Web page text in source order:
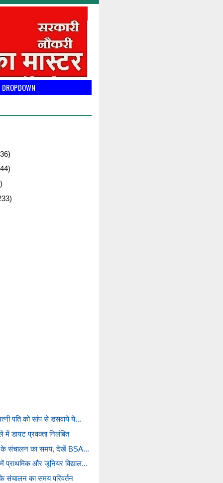
DROPDOWN
पति को सांप से डसवाये ये...
डायट प्रवक्ता निलंबित
के संचालन का समय, देखें BSA...
प्राथमिक और जूनियर विद्याल...
संचालन का समय परिवर्तन